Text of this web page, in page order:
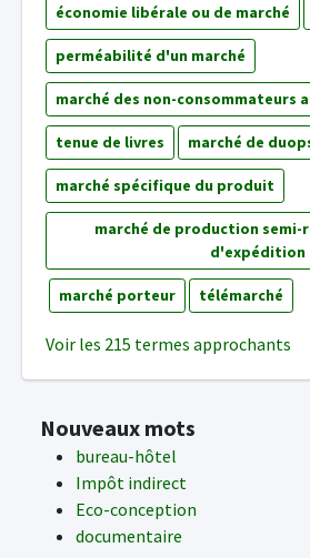
économie libérale ou de marché
perméabilité d'un marché
marché des non-consommateurs
tenue de livres marché de
marché spécifique du produit
marché de production semi-
d'expédition
marché porteur télémarché
Voir les 215 termes approchants
Nouveaux mots
bureau-hôtel
Impôt indirect
Eco-conception
documentaire